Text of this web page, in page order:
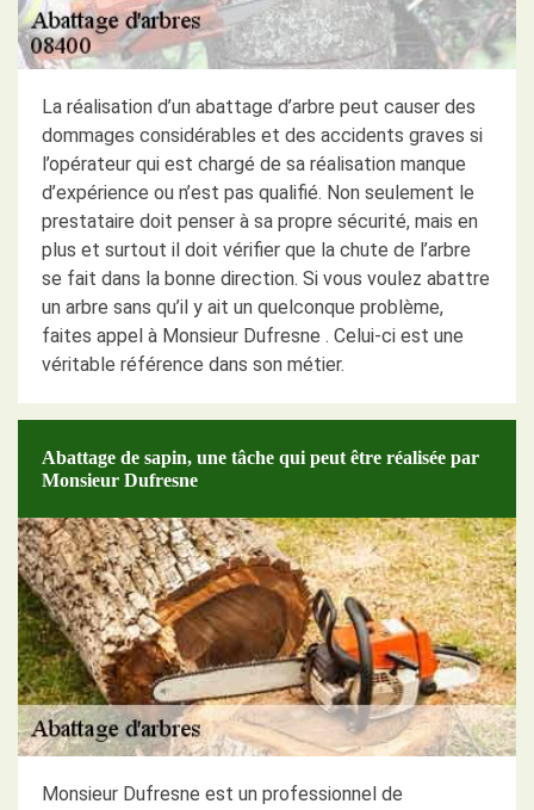
La réalisation d’un abattage d’arbre peut causer des
dommages considérables et des accidents graves si
l’opérateur qui est chargé de sa réalisation manque
d’expérience ou n’est pas qualifié. Non seulement le
prestataire doit penser à sa propre sécurité, mais en
plus et surtout il doit vérifier que la chute de l’arbre
se fait dans la bonne direction. Si vous voulez abattre
un arbre sans qu’il y ait un quelconque problème,
faites appel à Monsieur Dufresne . Celui-ci est une
véritable référence dans son métier.
Abattage de sapin, une tâche qui peut être réalisée par
Monsieur Dufresne
Monsieur Dufresne est un professionnel de